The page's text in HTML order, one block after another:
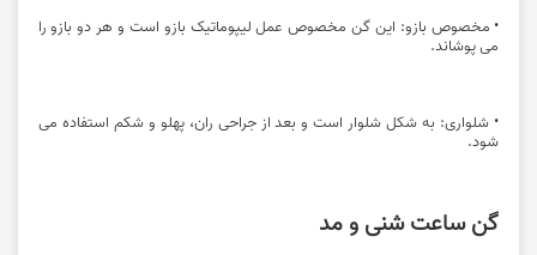
• مخصوص بازو: این گن مخصوص عمل لیپوماتیک بازو است و هر دو بازو را
می پوشاند.
• شلواری: به شکل شلوار است و بعد از جراحی ران، پهلو و شکم استفاده می
شود.
گن ساعت شنی و مد